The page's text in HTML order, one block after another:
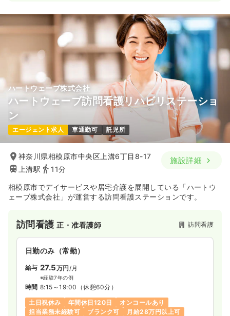
給与 お問い合わせください
時間 8:30～17:00
年間休日120日
4週8休以上 ブランク可
気になる 詳細を見る
2交代（常勤） 一時募集休止
給与 31.0万円/月 賞与3.85ヶ月
※経験4年の例
時間 8:30～17:00
年間休日120日
4週8休以上
ブランク可
月給31万円以上可
気になる 詳細を見る
夜勤のみ（常勤） 一時募集休止
給与 お問い合わせください
年間休日120日
ハートウェーブ株式会社
ハートウェーブ訪問看護リハビリステーショ
ン
エージェント求人 車通勤可 託児所
神奈川県相模原市中央区上溝6丁目8-17
上溝駅
11分
施設詳細
相模原市でデイサービスや居宅介護を展開している「ハートウ
ェーブ株式会社」が運営する訪問看護ステーションです。
訪問看護正・准看護師 訪問看護
日勤のみ（常勤）
給与 27.5万円/月
※経験7年の例
時間 8:15～19:00 （休憩60分）
土日祝休み
年間休日120日
オンコールあり
担当業務未経験可
ブランク可 月給28万円以上可